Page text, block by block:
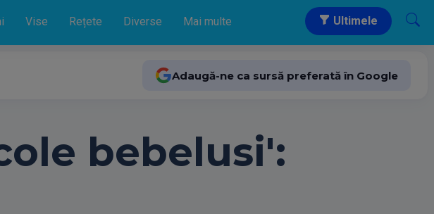
Vise Rețete Diverse Mai multe Ultimele
Adaugă-ne ca sursă preferată în Google
bebelusi':